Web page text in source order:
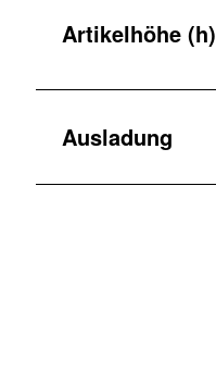
Artikelhöhe (h)
Ausladung